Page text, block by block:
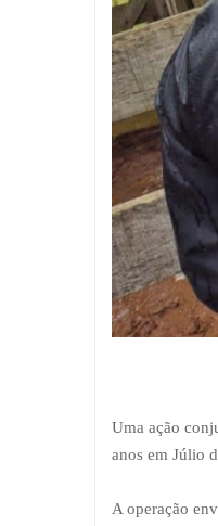
Uma ação
anos em Júlio
A operação